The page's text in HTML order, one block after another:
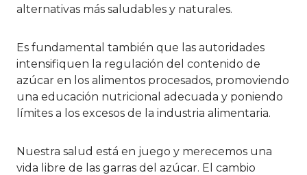
alternativas más saludables y naturales.
Es fundamental también que las autoridades
intensifiquen la regulación del contenido de
azúcar en los alimentos procesados, promoviendo
una educación nutricional adecuada y poniendo
límites a los excesos de la industria alimentaria.
Nuestra salud está en juego y merecemos una
vida libre de las garras del azúcar. El cambio